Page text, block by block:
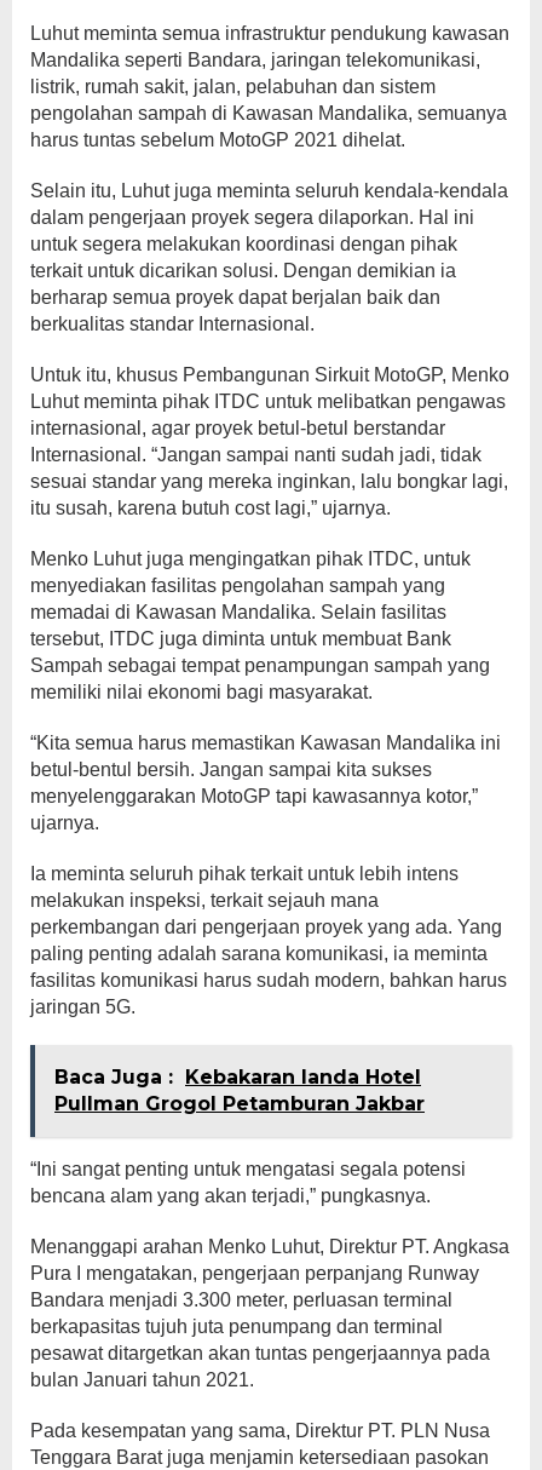
Luhut meminta semua infrastruktur pendukung kawasan
Mandalika seperti Bandara, jaringan telekomunikasi,
listrik, rumah sakit, jalan, pelabuhan dan sistem
pengolahan sampah di Kawasan Mandalika, semuanya
harus tuntas sebelum MotoGP 2021 dihelat.
Selain itu, Luhut juga meminta seluruh kendala-kendala
dalam pengerjaan proyek segera dilaporkan. Hal ini
untuk segera melakukan koordinasi dengan pihak
terkait untuk dicarikan solusi. Dengan demikian ia
berharap semua proyek dapat berjalan baik dan
berkualitas standar Internasional.
Untuk itu, khusus Pembangunan Sirkuit MotoGP, Menko
Luhut meminta pihak ITDC untuk melibatkan pengawas
internasional, agar proyek betul-betul berstandar
Internasional. “Jangan sampai nanti sudah jadi, tidak
sesuai standar yang mereka inginkan, lalu bongkar lagi,
itu susah, karena butuh cost lagi,” ujarnya.
Menko Luhut juga mengingatkan pihak ITDC, untuk
menyediakan fasilitas pengolahan sampah yang
memadai di Kawasan Mandalika. Selain fasilitas
tersebut, ITDC juga diminta untuk membuat Bank
Sampah sebagai tempat penampungan sampah yang
memiliki nilai ekonomi bagi masyarakat.
“Kita semua harus memastikan Kawasan Mandalika ini
betul-bentul bersih. Jangan sampai kita sukses
menyelenggarakan MotoGP tapi kawasannya kotor,”
ujarnya.
Ia meminta seluruh pihak terkait untuk lebih intens
melakukan inspeksi, terkait sejauh mana
perkembangan dari pengerjaan proyek yang ada. Yang
paling penting adalah sarana komunikasi, ia meminta
fasilitas komunikasi harus sudah modern, bahkan harus
jaringan 5G.
Baca Juga :
Kebakaran landa Hotel
Pullman Grogol Petamburan Jakbar
“Ini sangat penting untuk mengatasi segala potensi
bencana alam yang akan terjadi,” pungkasnya.
Menanggapi arahan Menko Luhut, Direktur PT. Angkasa
Pura I mengatakan, pengerjaan perpanjang Runway
Bandara menjadi 3.300 meter, perluasan terminal
berkapasitas tujuh juta penumpang dan terminal
pesawat ditargetkan akan tuntas pengerjaannya pada
bulan Januari tahun 2021.
Pada kesempatan yang sama, Direktur PT. PLN Nusa
Tenggara Barat juga menjamin ketersediaan pasokan